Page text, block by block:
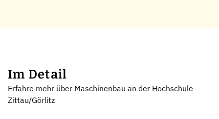
Im Detail
Erfahre mehr über Maschinenbau an der Hochschule
Zittau/Görlitz